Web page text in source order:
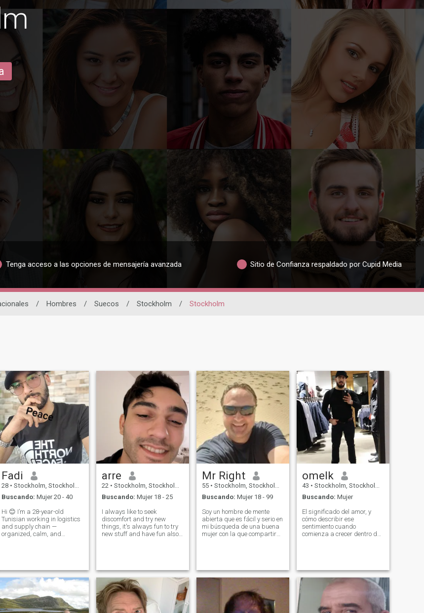
Tenga acceso a las opciones de mensajería avanzada Sitio de Confianza respaldado por Cupid Media
/ Hombres / Suecos / Stockholm / Stockholm
Fadi
28 • Stockholm, Stockholm, Suecia
Buscando: Mujer 20 - 40
Hi 😊 I’m a 28-year-old
Tunisian working in logistics
and supply chain —
organized, calm, and
deeply admire Scandinavian
culture
arre
22 • Stockholm, Stockholm, Suecia
Buscando: Mujer 18 - 25
I always like to seek
discomfort and try new
things, it's always fun to try
new stuff and have fun also.
also prioritize myself a lot,
it's importa
Mr Right
55 • Stockholm, Stockholm, Suecia
Buscando: Mujer 18 - 99
Soy un hombre de mente
abierta que es fácil y serio en
mi búsqueda de una buena
mujer con la que compartir
disfrutar de momentos
cálidos e inolvidables
mientras nos divertimos y
disfrutamos de la compañía
del otro. Espero construir una
relación fuerte y mutuamente
omelk
43 • Stockholm, Stockholm, Suecia
Buscando: Mujer
El significado del amor, y
cómo describir ese
sentimiento cuando
comienza a crecer dentro de
ignorancia es poseída por
nosotros. ¿Cómo expresamos
un sentimiento que se vive y
no se habla, y cómo
definimos un sentimiento que
incluye miles de significados